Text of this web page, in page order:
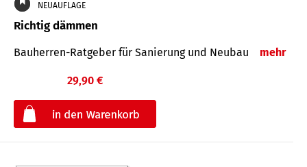
NEUAUFLAGE
Richtig dämmen
Bauherren-Ratgeber für Sanierung und Neubau mehr
29,90 €